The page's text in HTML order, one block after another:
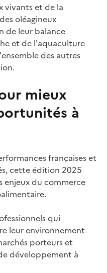
vivants et de la
oléagineux
de leur balance
et de l'aquaculture
des autres
mieux
à
françaises et
cette édition 2025
enjeux du commerce
qui
leur environnement
porteurs et
développement à